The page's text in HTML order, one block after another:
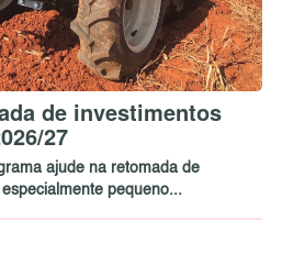
de investimentos
27
ajude na retomada de
pequeno...